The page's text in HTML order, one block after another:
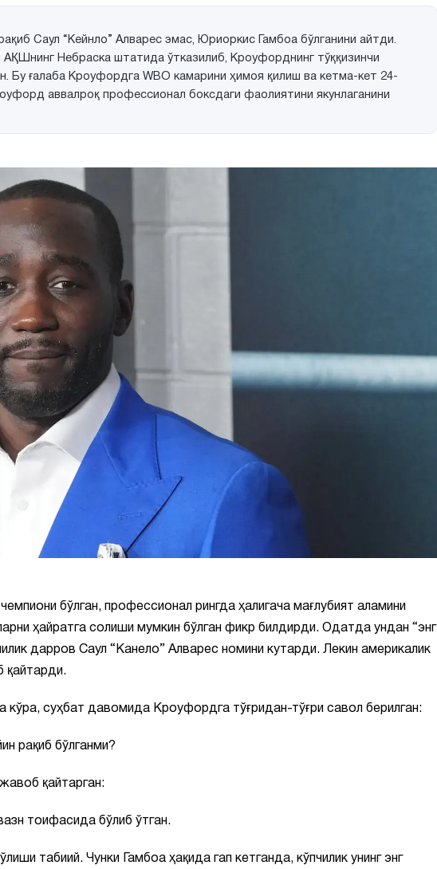
Саул “Кейнло” Алварес эмас, Юриоркис Гамбоа бўлганини айтди.
АҚШнинг Небраска штатида ўтказилиб, Кроуфорднинг тўққизинчи
Бу ғалаба Кроуфордга WBO камарини ҳимоя қилиш ва кетма-кет 24-
аввалроқ профессионал боксдаги фаолиятини якунлаганини
бўлган, профессионал рингда ҳалигача мағлубият аламини
ҳайратга солиши мумкин бўлган фикр билдирди. Одатда ундан “энг
дарров Саул “Канело” Алварес номини кутарди. Лекин америкалик
қайтарди.
кўра, суҳбат давомида Кроуфордга тўғридан-тўғри савол берилган:
рақиб бўлганми?
қайтарган:
тоифасида бўлиб ўтган.
табиий. Чунки Гамбоа ҳақида гап кетганда, кўпчилик унинг энг